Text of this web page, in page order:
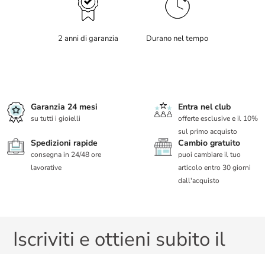
2 anni di garanzia Durano nel tempo
Garanzia 24 mesi
su tutti i gioielli
Entra nel club
offerte esclusive e il 10%
sul primo acquisto
Spedizioni rapide
consegna in 24/48 ore
lavorative
Cambio gratuito
puoi cambiare il tuo
articolo entro 30 giorni
dall'acquisto
Iscriviti e ottieni subito il